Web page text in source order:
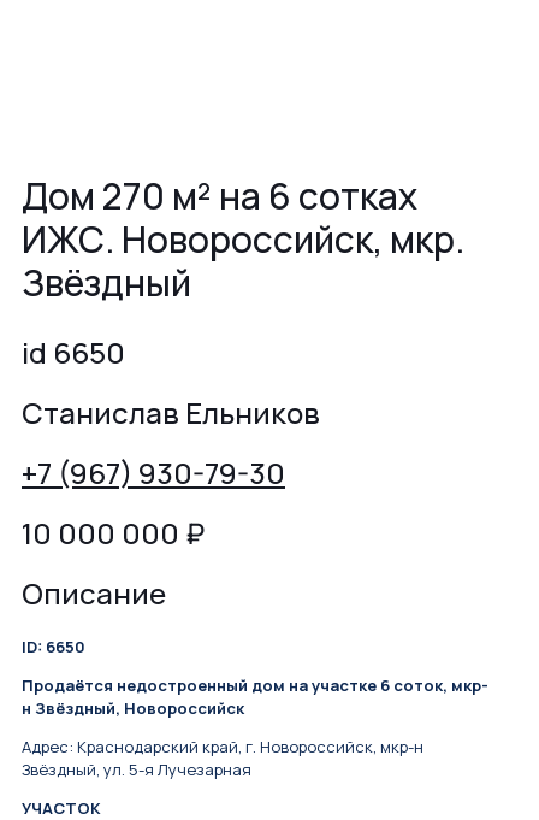
Дом 270 м² на 6 сотках
ИЖС. Новороссийск, мкр.
Звёздный
id 6650
Станислав Ельников
+7 (967) 930-79-30
10 000 000 ₽
Описание
ID: 6650
Продаётся недостроенный дом на участке 6 соток, мкр-
н Звёздный, Новороссийск
Адрес: Краснодарский край, г. Новороссийск, мкр-н
Звёздный, ул. 5-я Лучезарная
УЧАСТОК